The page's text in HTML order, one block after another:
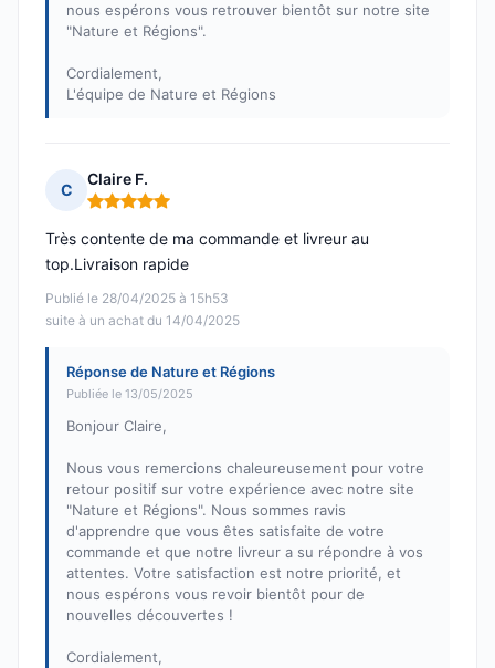
nous espérons vous retrouver bientôt sur notre site
"Nature et Régions".
Cordialement,
L'équipe de Nature et Régions
C
Claire F.
Note : 5 sur 5
Publié le 28/04/2025 à 15h53
suite à un achat du 14/04/2025
Très contente de ma commande et livreur au
top.Livraison rapide
Réponse de Nature et Régions
Publiée le 13/05/2025
Bonjour Claire,
Nous vous remercions chaleureusement pour votre
retour positif sur votre expérience avec notre site
"Nature et Régions". Nous sommes ravis
d'apprendre que vous êtes satisfaite de votre
commande et que notre livreur a su répondre à vos
attentes. Votre satisfaction est notre priorité, et
nous espérons vous revoir bientôt pour de
nouvelles découvertes !
Cordialement,